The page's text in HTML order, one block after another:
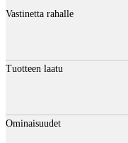
Vastinetta rahalle
Tuotteen laatu
Ominaisuudet